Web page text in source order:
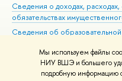
Мы используем файлы
НИУ ВШЭ и большего
подробную информацию
Сведения о доходах,
обязательствах
Сведения об образовательной
Людям с ограниченными
Единая платежная страница
Работа в Вышке